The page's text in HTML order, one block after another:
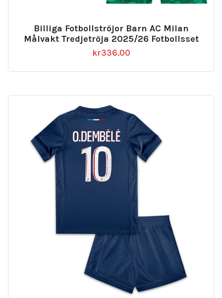
Billiga Fotbollströjor Barn AC Milan
Målvakt Tredjetröja 2025/26 Fotbollsset
kr336.00